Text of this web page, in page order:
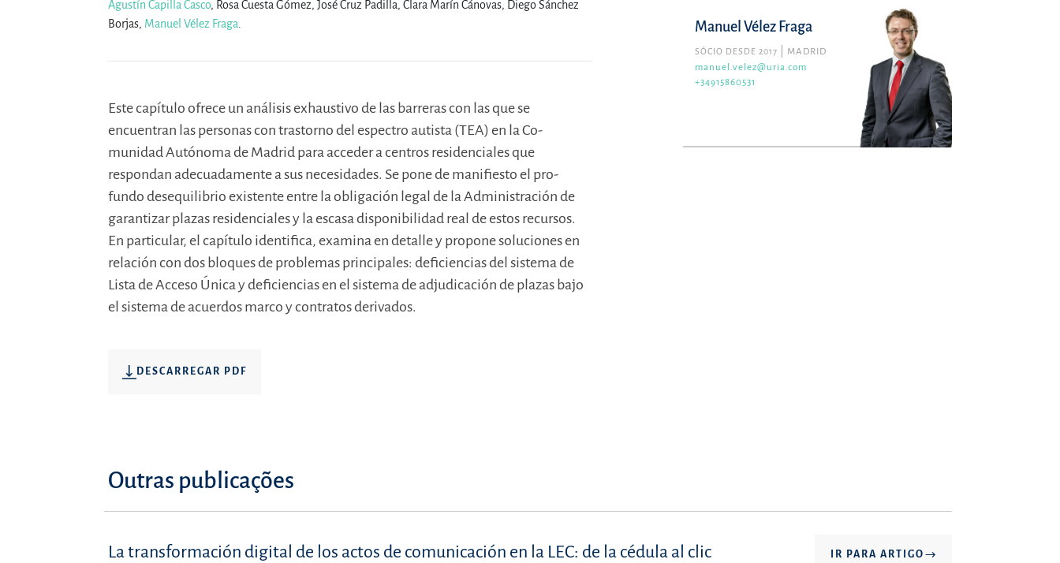
Agustín Capilla Casco, Rosa Cuesta Gómez, José Cruz Padilla, Clara Marín Cánovas, Diego Sánchez
Borjas, Manuel Vélez Fraga.
Este capítulo ofrece un análisis exhaustivo de las barreras con las que se
encuentran las personas con trastorno del espectro autista (TEA) en la Co-
munidad Autónoma de Madrid para acceder a centros residenciales que
respondan adecuadamente a sus necesidades. Se pone de manifiesto el pro-
fundo desequilibrio existente entre la obligación legal de la Administración de
garantizar plazas residenciales y la escasa disponibilidad real de estos recursos.
En particular, el capítulo identifica, examina en detalle y propone soluciones en
relación con dos bloques de problemas principales: deficiencias del sistema de
Lista de Acceso Única y deficiencias en el sistema de adjudicación de plazas bajo
el sistema de acuerdos marco y contratos derivados.
DESCARREGAR PDF
Manuel Vélez Fraga
SÓCIO DESDE 2017
MADRID
manuel.velez@uria.com
+34915860531
Outras publicações
La transformación digital de los actos de comunicación en la LEC: de la cédula al clic IR PARA ARTIGO